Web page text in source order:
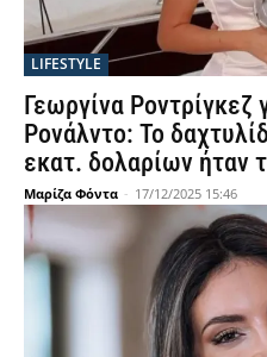
LIFESTYLE
Γεωργίνα Ροντρίγκεζ
Ρονάλντο: Το
εκατ. δολαρίων ήταν
Μαρίζα Φόντα - 17/12/2025 15:46